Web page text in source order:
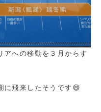
アへの移動を３月からす
に飛来したそうです😄